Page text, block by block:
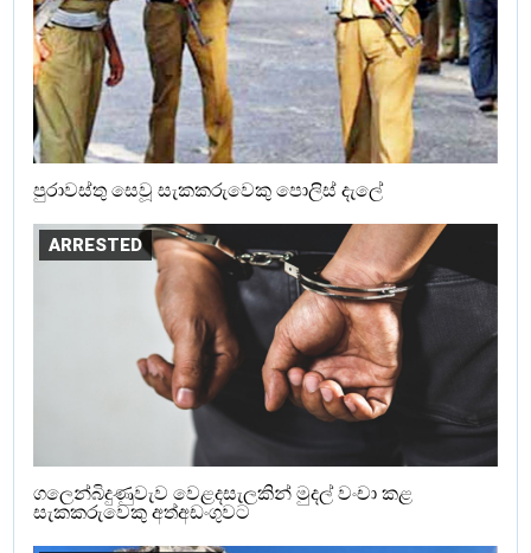
පුරාවස්තු සෙවූ සැකකරුවෙකු පොලිස් දැලේ
ARRESTED
ගලෙන්බිදුණුවැව වෙළදසැලකින් මුදල් වංචා කළ
සැකකරුවෙකු අත්අඩංගුවට